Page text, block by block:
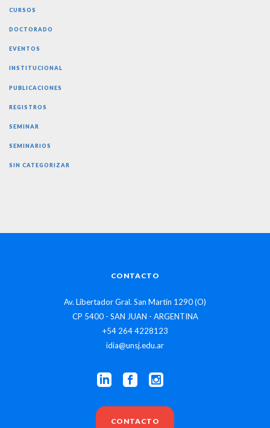
CURSOS
DOCTORADO
EVENTOS
INSTITUCIONAL
PUBLICACIONES
REGISTROS
SEMINAR
SEMINARIOS
SIN CATEGORIZAR
CONTACTO
Av. Libertador Gral. San Martín 1290 (O)
CP 5400 - SAN JUAN - ARGENTINA
+54 264 4228123
idia@unsj.edu.ar
CONTACTO